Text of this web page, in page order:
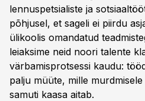
lennuspetsialiste ja
põhjusel, et sageli ei piirdu
ülikoolis omandatud
leiaksime neid noori talente
värbamisprotsessi kaudu:
palju müüte, mille
samuti kaasa aitab.